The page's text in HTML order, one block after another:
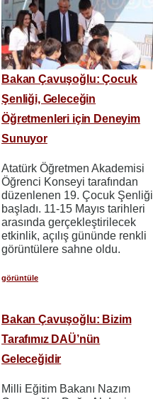
Bakan Çavuşoğlu: Çocuk
Şenliği, Geleceğin
Öğretmenleri için Deneyim
Sunuyor
Atatürk Öğretmen Akademisi
Öğrenci Konseyi tarafından
düzenlenen 19. Çocuk Şenliği
başladı. 11-15 Mayıs tarihleri
arasında gerçekleştirilecek
etkinlik, açılış gününde renkli
görüntülere sahne oldu.
görüntüle
Bakan Çavuşoğlu: Bizim
Tarafımız DAÜ’nün
Geleceğidir
Milli Eğitim Bakanı Nazım